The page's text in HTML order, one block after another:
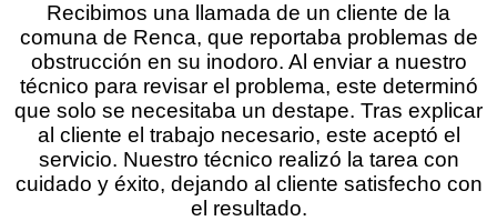
Recibimos una llamada de un cliente de la
comuna de Renca, que reportaba problemas de
obstrucción en su inodoro. Al enviar a nuestro
técnico para revisar el problema, este determinó
que solo se necesitaba un destape. Tras explicar
al cliente el trabajo necesario, este aceptó el
servicio. Nuestro técnico realizó la tarea con
cuidado y éxito, dejando al cliente satisfecho con
el resultado.